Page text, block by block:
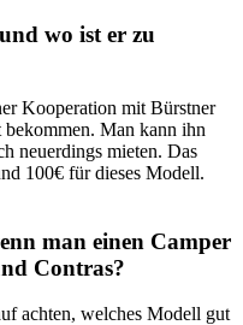
wo ist er zu
Kooperation mit Bürstner
Man kann ihn
neuerdings mieten. Das
100€ für dieses Modell.
man einen Camper
Contras?
achten, welches Modell gut